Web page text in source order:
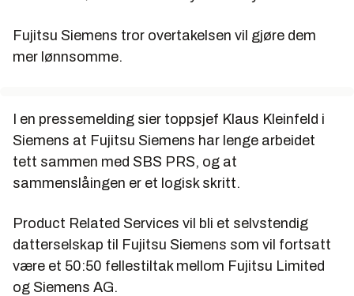
Fujitsu Siemens tror overtakelsen vil gjøre dem
mer lønnsomme.
I en pressemelding sier toppsjef Klaus Kleinfeld i
Siemens at Fujitsu Siemens har lenge arbeidet
tett sammen med SBS PRS, og at
sammenslåingen er et logisk skritt.
Product Related Services vil bli et selvstendig
datterselskap til Fujitsu Siemens som vil fortsatt
være et 50:50 fellestiltak mellom Fujitsu Limited
og Siemens AG.